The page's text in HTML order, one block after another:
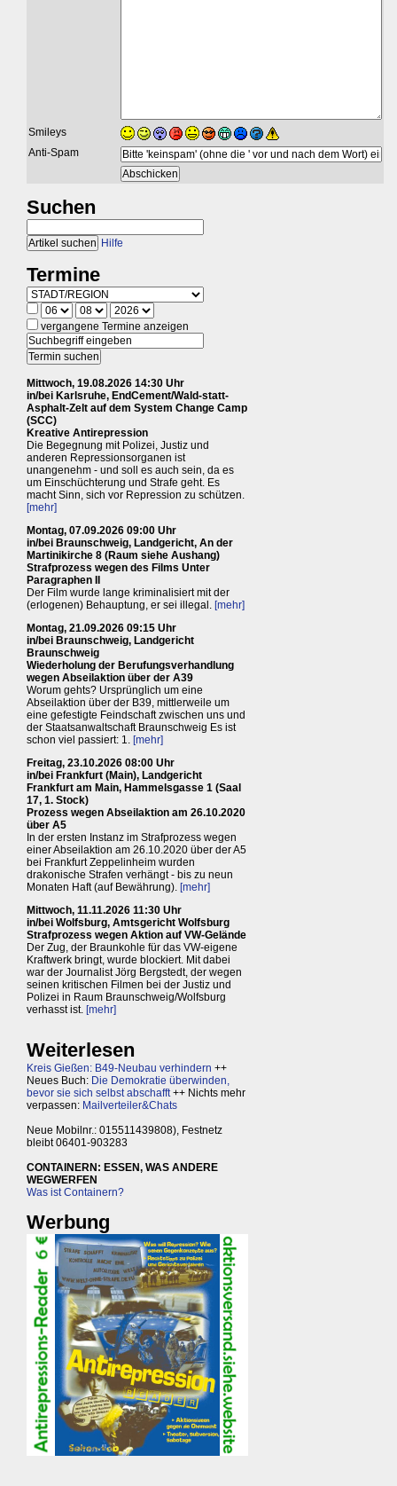
Smileys
Anti-Spam
Suchen
Hilfe
Termine
vergangene Termine anzeigen
Mittwoch, 19.08.2026 14:30 Uhr
in/bei Karlsruhe, EndCement/Wald-statt-
Asphalt-Zelt auf dem System Change Camp
(SCC)
Kreative Antirepression
Die Begegnung mit Polizei, Justiz und
anderen Repressionsorganen ist
unangenehm - und soll es auch sein, da es
um Einschüchterung und Strafe geht. Es
macht Sinn, sich vor Repression zu schützen.
[mehr]
Montag, 07.09.2026 09:00 Uhr
in/bei Braunschweig, Landgericht, An der
Martinikirche 8 (Raum siehe Aushang)
Strafprozess wegen des Films Unter
Paragraphen II
Der Film wurde lange kriminalisiert mit der
(erlogenen) Behauptung, er sei illegal. [mehr]
Montag, 21.09.2026 09:15 Uhr
in/bei Braunschweig, Landgericht
Braunschweig
Wiederholung der Berufungsverhandlung
wegen Abseilaktion über der A39
Worum gehts? Ursprünglich um eine
Abseilaktion über der B39, mittlerweile um
eine gefestigte Feindschaft zwischen uns und
der Staatsanwaltschaft Braunschweig Es ist
schon viel passiert: 1. [mehr]
Freitag, 23.10.2026 08:00 Uhr
in/bei Frankfurt (Main), Landgericht
Frankfurt am Main, Hammelsgasse 1 (Saal
17, 1. Stock)
Prozess wegen Abseilaktion am 26.10.2020
über A5
In der ersten Instanz im Strafprozess wegen
einer Abseilaktion am 26.10.2020 über der A5
bei Frankfurt Zeppelinheim wurden
drakonische Strafen verhängt - bis zu neun
Monaten Haft (auf Bewährung). [mehr]
Mittwoch, 11.11.2026 11:30 Uhr
in/bei Wolfsburg, Amtsgericht Wolfsburg
Strafprozess wegen Aktion auf VW-Gelände
Der Zug, der Braunkohle für das VW-eigene
Kraftwerk bringt, wurde blockiert. Mit dabei
war der Journalist Jörg Bergstedt, der wegen
seinen kritischen Filmen bei der Justiz und
Polizei in Raum Braunschweig/Wolfsburg
verhasst ist. [mehr]
Weiterlesen
Kreis Gießen: B49-Neubau verhindern ++
Neues Buch: Die Demokratie überwinden,
bevor sie sich selbst abschafft++ Nichts mehr
verpassen: Mailverteiler&Chats
Neue Mobilnr.: 015511439808), Festnetz
bleibt 06401-903283
CONTAINERN: ESSEN, WAS ANDERE
WEGWERFEN
Was ist Containern?
Werbung